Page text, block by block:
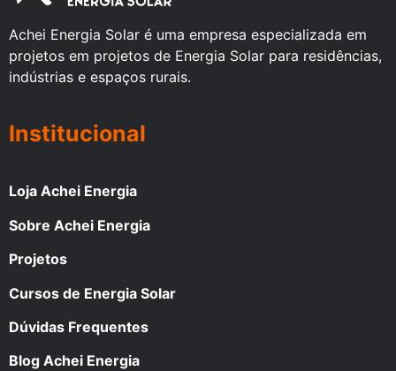
Achei Energia Solar é uma empresa especializada em
projetos em projetos de Energia Solar para residências,
indústrias e espaços rurais.
Institucional
Loja Achei Energia
Sobre Achei Energia
Projetos
Cursos de Energia Solar
Dúvidas Frequentes
Blog Achei Energia